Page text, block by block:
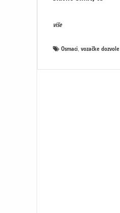
više
Osmaci, vozačke dozvole